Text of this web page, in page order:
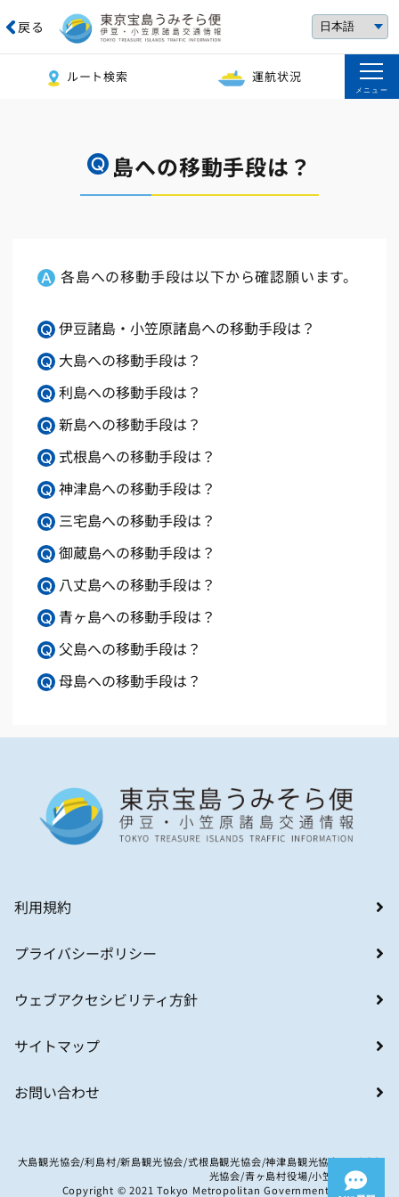
戻る
ルート検索 運航状況
メニュー
島への移動手段は？
各島への移動手段は以下から確認願います。
伊豆諸島・小笠原諸島への移動手段は？
大島への移動手段は？
利島への移動手段は？
新島への移動手段は？
式根島への移動手段は？
神津島への移動手段は？
三宅島への移動手段は？
御蔵島への移動手段は？
八丈島への移動手段は？
青ヶ島への移動手段は？
父島への移動手段は？
母島への移動手段は？
利用規約
プライバシーポリシー
ウェブアクセシビリティ方針
サイトマップ
お問い合わせ
大島観光協会/利島村/新島観光協会/式根島観光協会/神津島観光協会/八丈島観
光協会/青ヶ島村役場/小笠原村観光局
Copyright © 2021 Tokyo Metropolitan Government. All Rights